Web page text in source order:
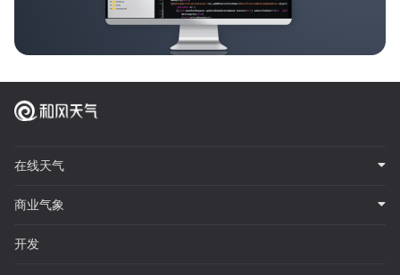
在线天气
商业气象
开发